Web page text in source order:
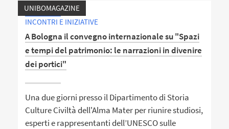
UNIBOMAGAZINE
INCONTRI E INIZIATIVE
A Bologna il convegno internazionale su "Spazi
e tempi del patrimonio: le narrazioni in divenire
dei portici"
Una due giorni presso il Dipartimento di Storia
Culture Civiltà dell'Alma Mater per riunire studiosi,
esperti e rappresentanti dell’UNESCO sulle